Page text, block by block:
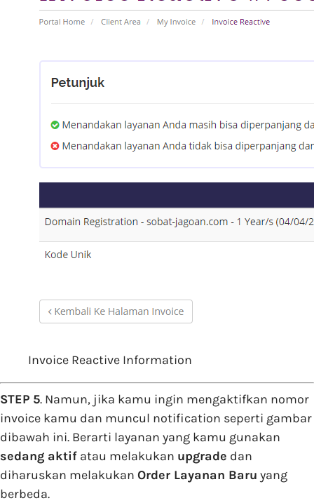
Invoice Reactive Information
STEP 5. Namun, jika kamu ingin mengaktifkan nomor
invoice kamu dan muncul notification seperti gambar
dibawah ini. Berarti layanan yang kamu gunakan
sedang aktif atau melakukan upgrade dan
diharuskan melakukan Order Layanan Baru yang
berbeda.